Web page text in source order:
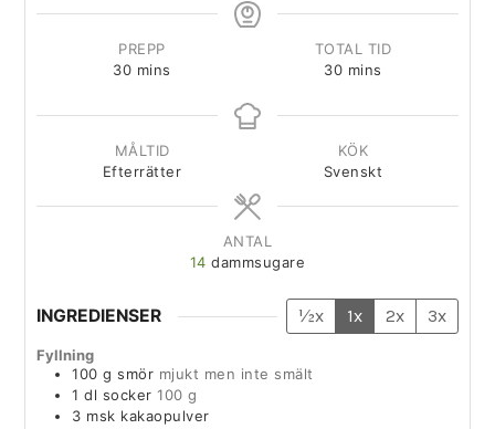
PREPP
30 mins
TOTAL TID
30 mins
MÅLTID
Efterrätter
KÖK
Svenskt
ANTAL
14 dammsugare
INGREDIENSER ½x 1x 2x 3x
Fyllning
100 g smör mjukt men inte smält
1 dl socker 100 g
3 msk kakaopulver